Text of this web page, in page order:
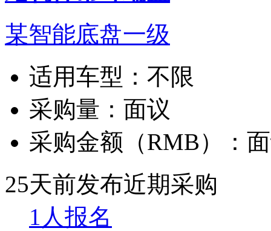
某智能底盘一级
适用车型： 不限
采购量： 面议
采购金额（RMB）：
25天前发布近期采购
1人报名